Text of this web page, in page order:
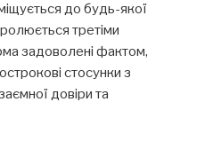
до будь-якої
третіми
задоволені фактом,
стосунки з
довіри та